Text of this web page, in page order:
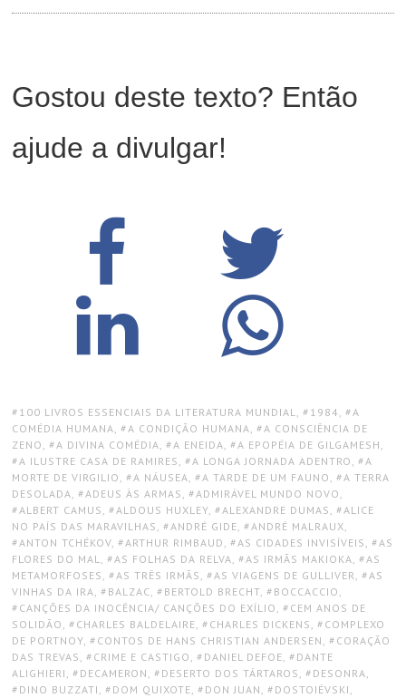
Gostou deste texto? Então
ajude a divulgar!
TAGS:
100 LIVROS ESSENCIAIS DA LITERATURA MUNDIAL, 1984, A
COMÉDIA HUMANA, A CONDIÇÃO HUMANA, A CONSCIÊNCIA DE
ZENO , A DIVINA COMÉDIA, A ENEIDA, A EPOPÉIA DE GILGAMESH ,
A ILUSTRE CASA DE RAMIRES , A LONGA JORNADA ADENTRO , A
MORTE DE VIRGILIO , A NÁUSEA, A TARDE DE UM FAUNO , A TERRA
DESOLADA, ADEUS ÀS ARMAS , ADMIRÁVEL MUNDO NOVO ,
ALBERT CAMUS , ALDOUS HUXLEY, ALEXANDRE DUMAS , ALICE
NO PAÍS DAS MARAVILHAS , ANDRÉ GIDE, ANDRÉ MALRAUX,
ANTON TCHÉKOV, ARTHUR RIMBAUD , AS CIDADES INVISÍVEIS , AS
FLORES DO MAL, AS FOLHAS DA RELVA, AS IRMÃS MAKIOKA, AS
METAMORFOSES , AS TRÊS IRMÃS , AS VIAGENS DE GULLIVER, AS
VINHAS DA IRA, BALZAC, BERTOLD BRECHT, BOCCACCIO ,
CANÇÕES DA INOCÊNCIA/ CANÇÕES DO EXÍLIO , CEM ANOS DE
SOLIDÃO , CHARLES BALDELAIRE, CHARLES DICKENS , COMPLEXO
DE PORTNOY, CONTOS DE HANS CHRISTIAN ANDERSEN , CORAÇÃO
DAS TREVAS , CRIME E CASTIGO , DANIEL DEFOE, DANTE
ALIGHIERI , DECAMERON , DESERTO DOS TÁRTAROS , DESONRA,
DINO BUZZATI , DOM QUIXOTE, DON JUAN , DOSTOIÉVSKI ,